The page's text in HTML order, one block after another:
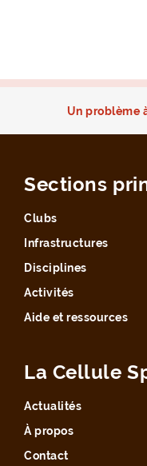
Un problème
Sections
Clubs
Infrastructures
Disciplines
Activités
Aide et ressources
La Cellule
Actualités
À propos
Contact